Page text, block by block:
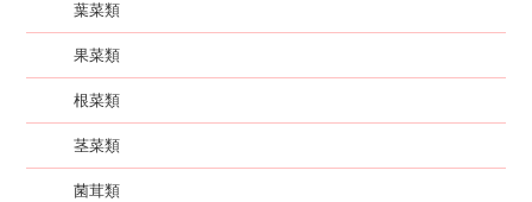
葉菜類
果菜類
根菜類
茎菜類
菌茸類